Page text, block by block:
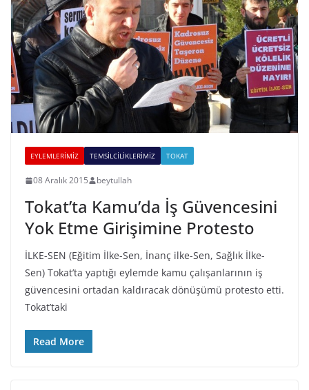
EYLEMLERIMIZ TEMSILCILIKLERIMIZ TOKAT
08 Aralık 2015 beytullah
Tokat’ta Kamu’da İş Güvencesini
Yok Etme Girişimine Protesto
İLKE-SEN (Eğitim İlke-Sen, İnanç ilke-Sen, Sağlık İlke-
Sen) Tokat’ta yaptığı eylemde kamu çalışanlarının iş
güvencesini ortadan kaldıracak dönüşümü protesto etti.
Tokat’taki
Read More